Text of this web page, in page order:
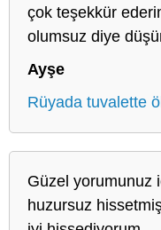
çok teşekkür
olumsuz diye
Ayşe
Rüyada tuvalette
Güzel yorumunuz
huzursuz